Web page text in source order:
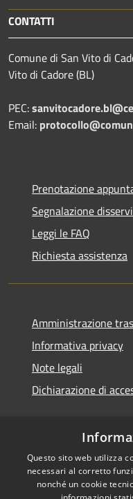
CONTATTI
Comune di San Vito di
Vito di Cadore (BL)
PEC:
Email:
Prenotazione
Segnalazione
Leggi le FAQ
Richiesta assistenza
Amministrazione
Informativa privacy
Note legali
Dichiarazione di
Questo sito web utilizza
necessari al corretto
nonché un cookie